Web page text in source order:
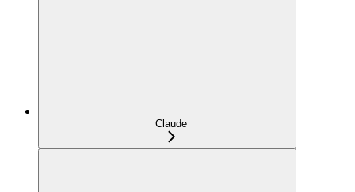
Claude